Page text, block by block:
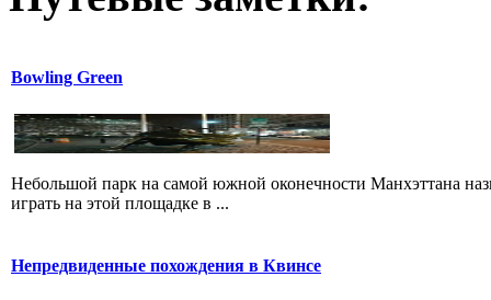
Bowling Green
Небольшой парк на самой южной оконечности Манхэттана
играть на этой площадке в ...
Непредвиденные похождения в Квинсе